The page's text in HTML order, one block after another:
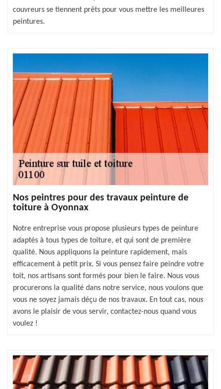
couvreurs se tiennent prêts pour vous mettre les meilleures
peintures.
Nos peintres pour des travaux peinture de
toiture à Oyonnax
Notre entreprise vous propose plusieurs types de peinture
adaptés à tous types de toiture, et qui sont de première
qualité. Nous appliquons la peinture rapidement, mais
efficacement à petit prix. Si vous pensez faire peindre votre
toit, nos artisans sont formés pour bien le faire. Nous vous
procurerons la qualité dans notre service, nous voulons que
vous ne soyez jamais déçu de nos travaux. En tout cas, nous
avons le plaisir de vous servir, contactez-nous quand vous
voulez !